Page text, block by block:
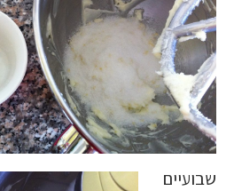
שבועיים